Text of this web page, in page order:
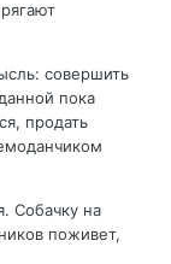
совершить
пока
продать
Собачку на
поживет,